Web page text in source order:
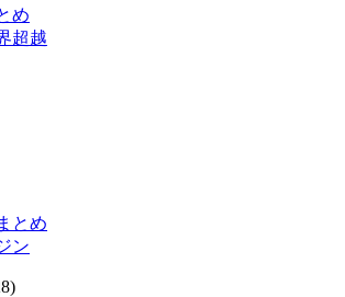
め
超越
とめ
ン